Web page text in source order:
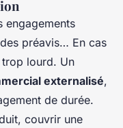
engagements
préavis… En cas
trop lourd. Un
externalisé,
de durée.
couvrir une